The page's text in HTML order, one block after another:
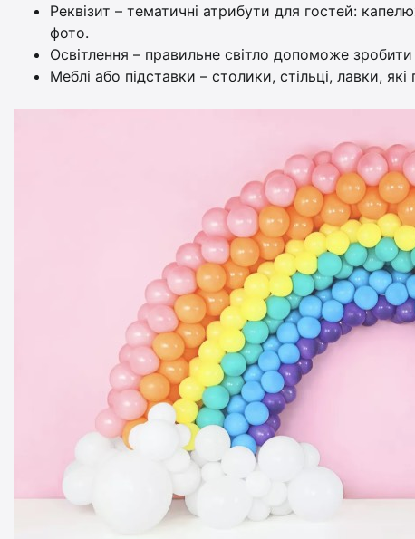
Реквізит – тематичні атрибути для гостей:
фото.
Освітлення – правильне світло допоможе
Меблі або підставки – столики, стільці, лавки,